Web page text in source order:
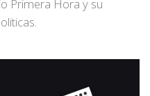
Primera Hora y su